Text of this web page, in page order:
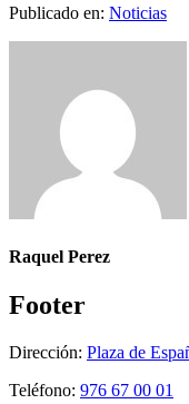
Publicado en: Noticias
Raquel Perez
Footer
Dirección: Plaza de
Teléfono: 976 67 00 01